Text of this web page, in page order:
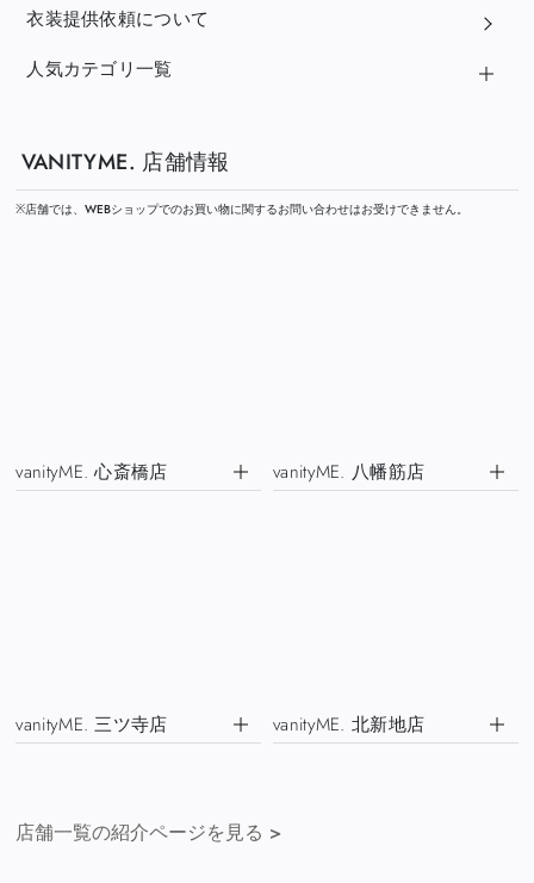
衣装提供依頼について
人気カテゴリ一覧
VANITYME. 店舗情報
※店舗では、WEBショップでのお買い物に関するお問い合わせはお受けできません。
vanityME. 心斎橋店 vanityME. 八幡筋店
vanityME. 三ツ寺店 vanityME. 北新地店
店舗一覧の紹介ページを見る >